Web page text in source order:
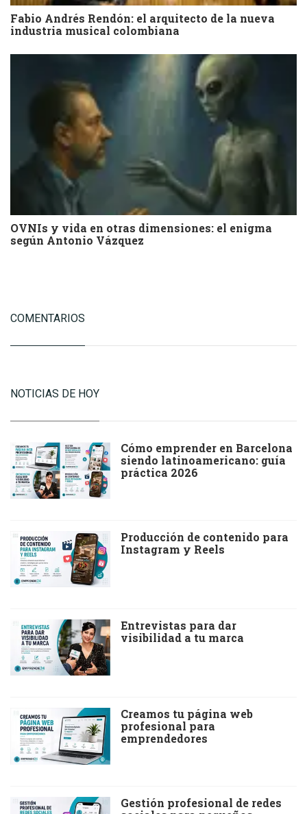
Fabio Andrés Rendón: el arquitecto de la nueva
industria musical colombiana
OVNIs y vida en otras dimensiones: el enigma
según Antonio Vázquez
COMENTARIOS
NOTICIAS DE HOY
Cómo emprender en Barcelona
siendo latinoamericano: guía
práctica 2026
Producción de contenido para
Instagram y Reels
Entrevistas para dar
visibilidad a tu marca
Creamos tu página web
profesional para
emprendedores
Gestión profesional de redes